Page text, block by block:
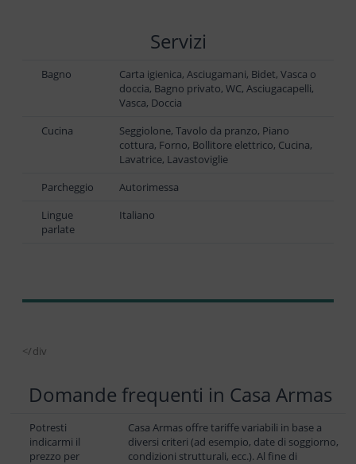
Servizi
Bagno
Carta igienica, Asciugamani, Bidet, Vasca o
doccia, Bagno privato, WC, Asciugacapelli,
Vasca, Doccia
Cucina
Seggiolone, Tavolo da pranzo, Piano
cottura, Forno, Bollitore elettrico, Cucina,
Lavatrice, Lavastoviglie
Parcheggio
Autorimessa
Lingue
parlate
Italiano
</div
Domande frequenti in Casa Armas
Potresti
indicarmi il
prezzo per
Casa Armas offre tariffe variabili in base a
diversi criteri (ad esempio, date di soggiorno,
condizioni strutturali, ecc.). Al fine di